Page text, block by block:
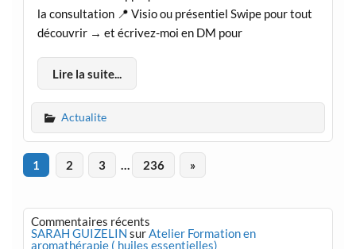
la consultation 📍 Visio ou présentiel Swipe pour tout
découvrir → et écrivez-moi en DM pour
Lire la suite...
Actualite
1 2 3 … 236 »
Commentaires récents
SARAH GUIZELIN surAtelier Formation en
aromathérapie ( huiles essentielles)